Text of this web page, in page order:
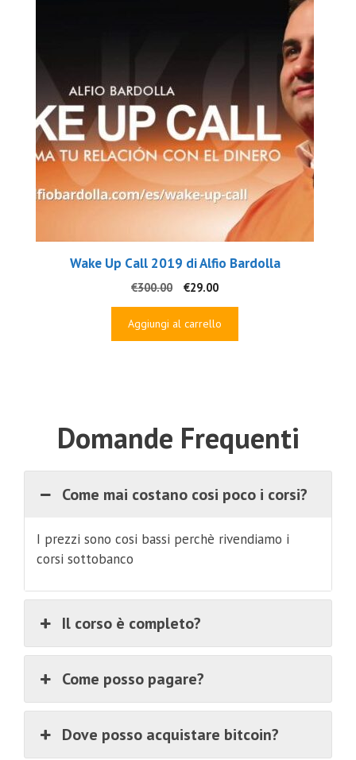
Wake Up Call 2019 di Alfio Bardolla
€300.00
Il
prezzo
originale
€29.00Il
prezzo
attuale
Aggiungi al carrello
Domande Frequenti
Come mai costano cosi poco i corsi?
I prezzi sono cosi bassi perchè rivendiamo i
corsi sottobanco
Il corso è completo?
Come posso pagare?
Dove posso acquistare bitcoin?